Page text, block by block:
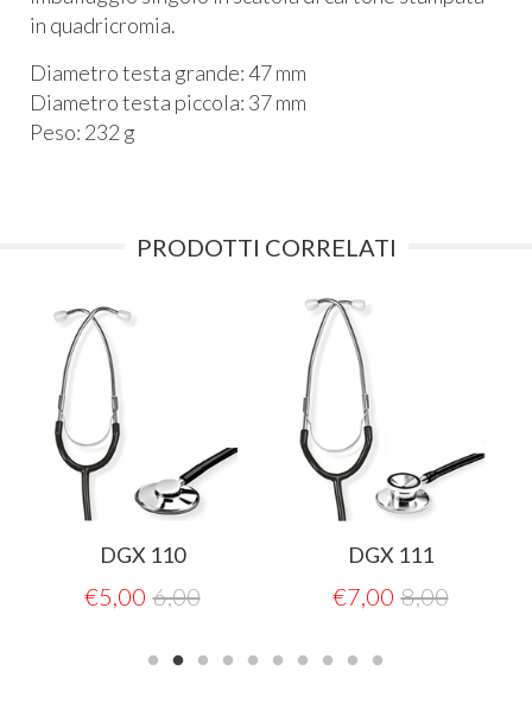
in quadricromia.
Diametro testa grande: 47 mm
Diametro testa piccola: 37 mm
Peso: 232 g
PRODOTTI CORRELATI
DGX 110
€5,00 6,00
DGX 111
€7,00 8,00